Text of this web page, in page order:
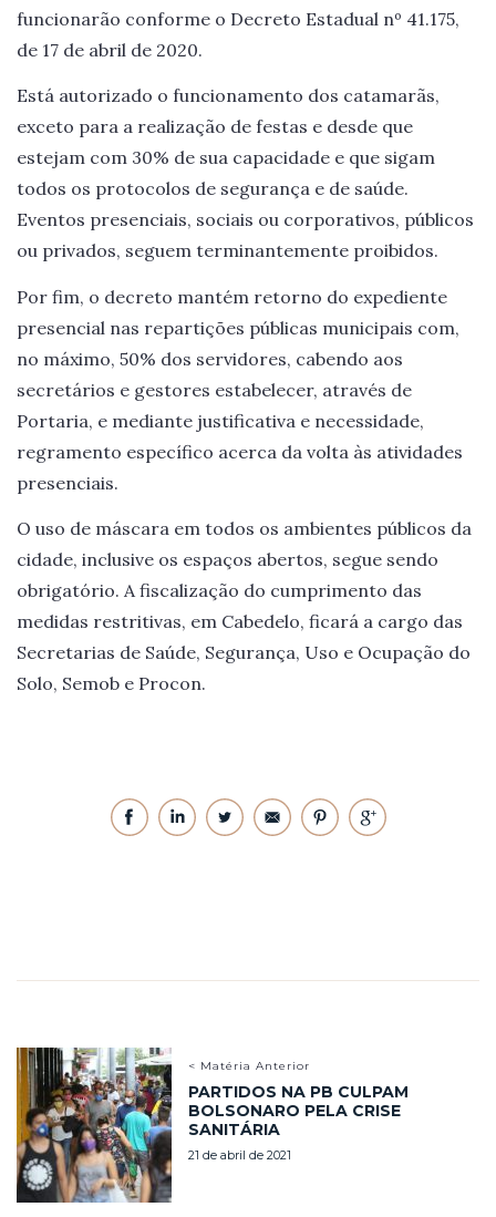
funcionarão conforme o Decreto Estadual nº 41.175,
de 17 de abril de 2020.
Está autorizado o funcionamento dos catamarãs,
exceto para a realização de festas e desde que
estejam com 30% de sua capacidade e que sigam
todos os protocolos de segurança e de saúde.
Eventos presenciais, sociais ou corporativos, públicos
ou privados, seguem terminantemente proibidos.
Por fim, o decreto mantém retorno do expediente
presencial nas repartições públicas municipais com,
no máximo, 50% dos servidores, cabendo aos
secretários e gestores estabelecer, através de
Portaria, e mediante justificativa e necessidade,
regramento específico acerca da volta às atividades
presenciais.
O uso de máscara em todos os ambientes públicos da
cidade, inclusive os espaços abertos, segue sendo
obrigatório. A fiscalização do cumprimento das
medidas restritivas, em Cabedelo, ficará a cargo das
Secretarias de Saúde, Segurança, Uso e Ocupação do
Solo, Semob e Procon.
< Matéria Anterior
PARTIDOS NA PB CULPAM
BOLSONARO PELA CRISE
SANITÁRIA
21 de abril de 2021